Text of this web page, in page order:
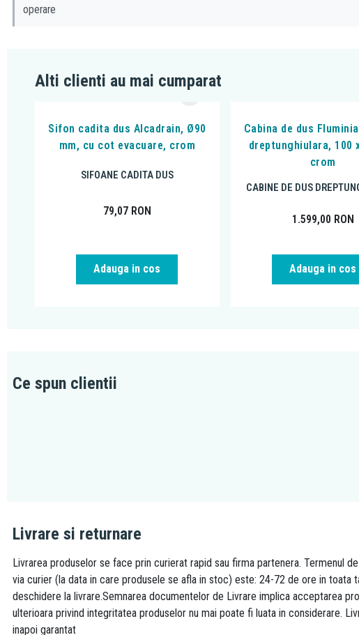
operare
Alti clienti au mai cumparat
Sifon cadita dus Alcadrain, Ø90
mm, cu cot evacuare, crom
SIFOANE CADITA DUS
79,07 RON
Adauga in cos
Cabina de dus
dreptunghiulara, 100
crom
CABINE DE DUS
1.599,00 RON
Adauga in cos
Ce spun clientii
Livrare si returnare
Livrarea produselor se face prin curierat rapid sau firma partenera. Termenul
via curier (la data in care produsele se afla in stoc) este: 24-72 de ore in
deschidere la livrare.Semnarea documentelor de Livrare implica acceptarea
ulterioara privind integritatea produselor nu mai poate fi luata in considerare.
inapoi garantat